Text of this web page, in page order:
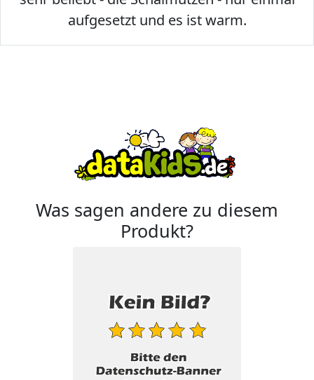
aufgesetzt und es ist warm.
Was sagen andere zu diesem
Produkt?